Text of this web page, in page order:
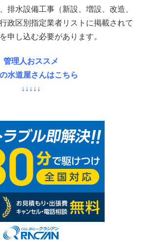
排水設備工事（新設、増設、改造、
政区別指定業者リストに掲載されて
申し込む必要があります。
管理人おススメ
水道屋さんはこちら
↓↓↓↓↓